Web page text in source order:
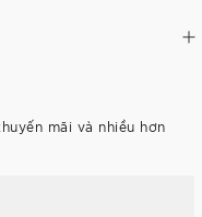
mãi và nhiều hơn